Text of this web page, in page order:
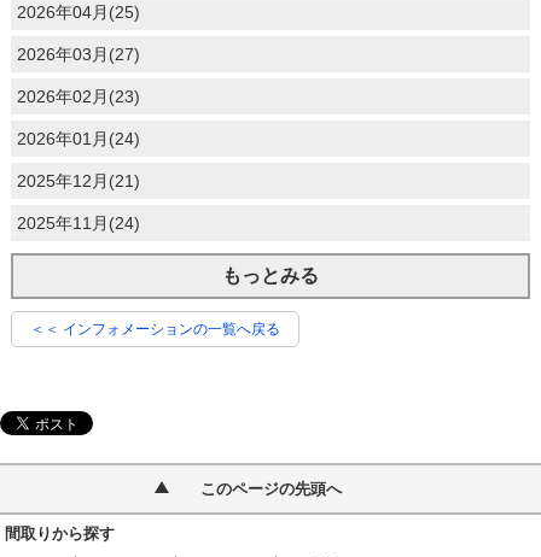
2026年04月(25)
2026年03月(27)
2026年02月(23)
2026年01月(24)
2025年12月(21)
2025年11月(24)
もっとみる
＜＜ インフォメーションの一覧へ戻る
このページの先頭へ
間取りから探す